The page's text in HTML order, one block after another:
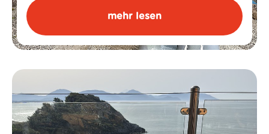
mehr lesen